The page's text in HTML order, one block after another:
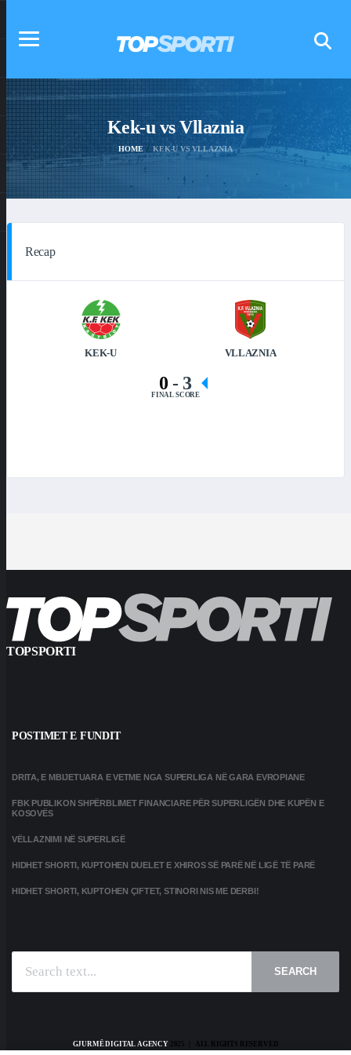
Kek-u vs Vllaznia
HOME KEK-U VS VLLAZNIA
Recap
KEK-U VLLAZNIA
0- 3
FINAL SCORE
TOPSPORTI
POSTIMET E FUNDIT
DRITA, E MBIJETUARA E VETME NGA SUPERLIGA NË GARA EVROPIANE
FBK PUBLIKON SHPËRBLIMET FINANCIARE PËR SUPERLIGËN DHE KUPËN E
KOSOVËS
VËLLAZNIMI NË SUPERLIGË
HIDHET SHORTI, KUPTOHEN DUELET E XHIROS SË PARË NË LIGË TË PARË
HIDHET SHORTI, KUPTOHEN ÇIFTET, STINORI NIS ME DERBI!
SEARCH
GJURMË DIGITAL AGENCY2025 | ALL RIGHTS RESERVED